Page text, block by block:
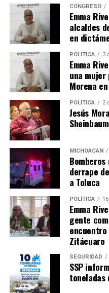
mizitacuaro.
Comparte con:
Me gusta esto:
Relacionado
CONGRESO
Emma
alcaldes
en
POLÍTICA 3
Emma
una
Morena
POLÍTICA 2
Jesús
MICHOACÁN
derrape
a Toluca
POLÍTICA
Emma
gente
Zitácuaro
SEGURIDAD
SSP
toneladas